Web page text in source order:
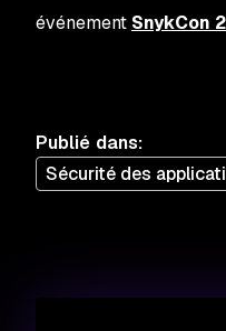
événement SnykCon
Publié dans:
Sécurité des